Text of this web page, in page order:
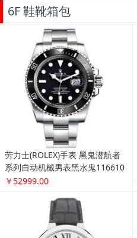
6F 鞋靴箱包
劳力士(ROLEX)手表 黑鬼潜航者
系列自动机械男表黑水鬼116610
LN-97200黑盘
￥52999.00